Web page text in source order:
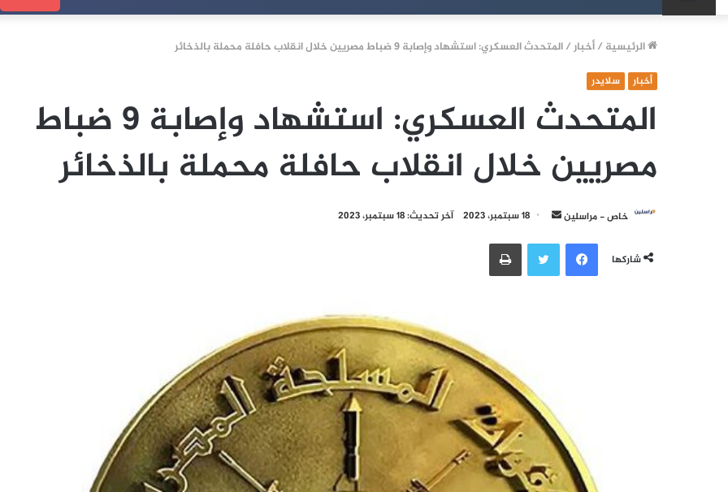
الرئيسية /أخبار/المتحدث العسكري: استشهاد وإصابة 9 ضباط مصريين خلال انقلاب حافلة محملة بالذخائر
أخبار سلايدر
المتحدث العسكري: استشهاد وإصابة 9 ضباط
مصريين خلال انقلاب حافلة محملة بالذخائر
خاص - مراسلين
أرسل
إلكترونيا
18 سبتمبر، 2023 آخر تحديث: 18 سبتمبر، 2023
شاركها
فيسبوكتويتر طباعة